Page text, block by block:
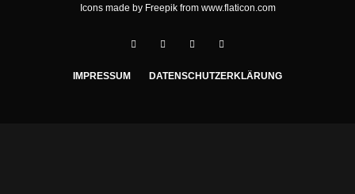
Icons made by Freepikfrom www.flaticon.com
IMPRESSUM DATENSCHUTZERKLÄRUNG